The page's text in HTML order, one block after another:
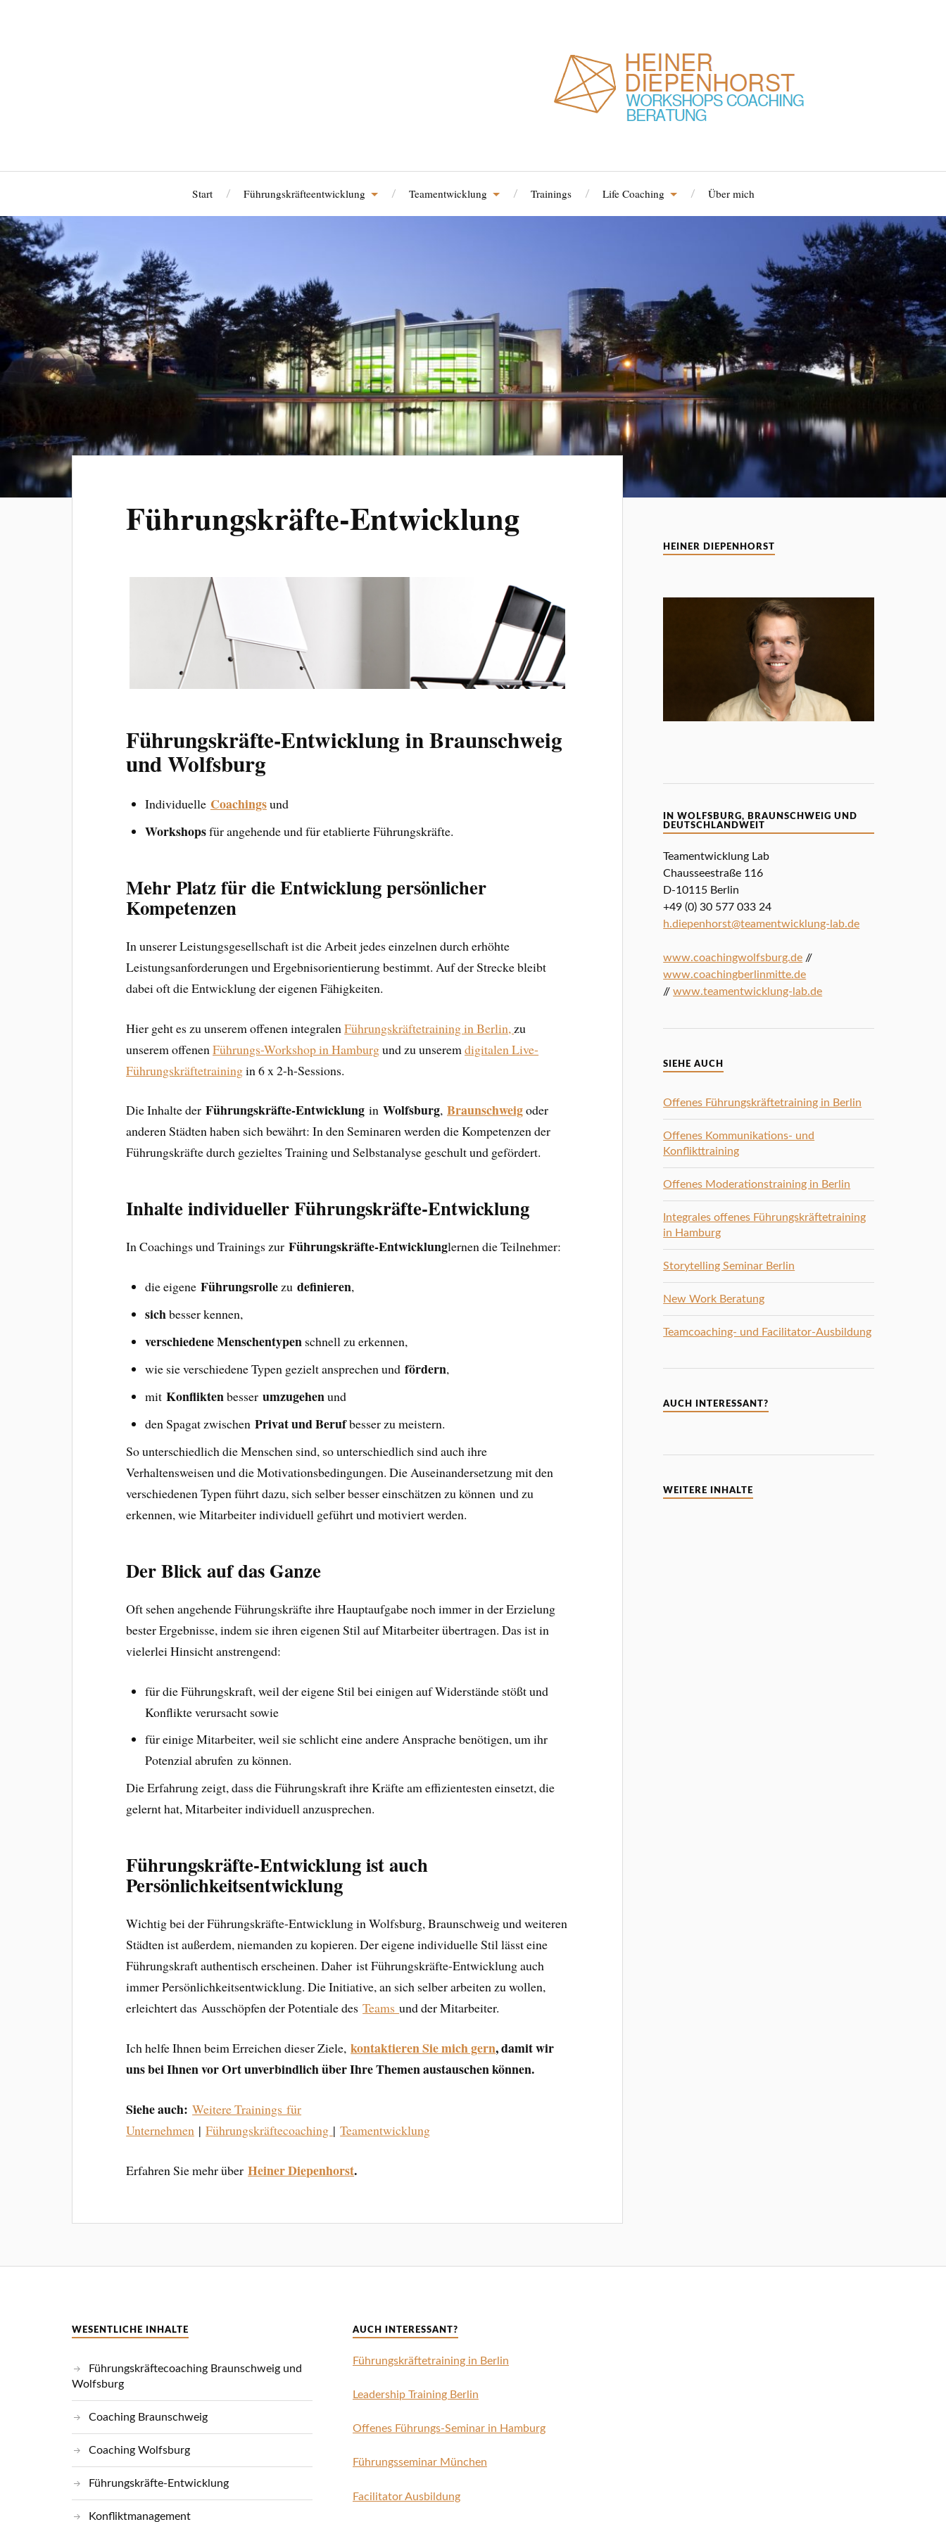
Start Führungskräfteentwicklung Teamentwicklung Trainings Life Coaching Über mich
Führungskräfte-Entwicklung
Führungskräfte-Entwicklung in Braunschweig
und Wolfsburg
Individuelle Coachingsund
Workshopsfür angehende und für etablierte Führungskräfte.
Mehr Platz für die Entwicklung persönlicher
Kompetenzen
In unserer Leistungsgesellschaft ist die Arbeit jedes einzelnen durch erhöhte
Leistungsanforderungen und Ergebnisorientierung bestimmt. Auf der Strecke bleibt
dabei oft die Entwicklung der eigenen Fähigkeiten.
Hier geht es zu unserem offenen integralenFührungskräftetraining in Berlin, zu
unserem offenenFührungs-Workshop in Hamburgund zu unseremdigitalen Live-
Führungskräftetrainingin 6 x 2-h-Sessions.
Die Inhalte derFührungskräfte-Entwicklung inWolfsburg,Braunschweigoder
anderen Städten haben sich bewährt: In den Seminaren werden die Kompetenzen der
Führungskräfte durch gezieltes Training und Selbstanalyse geschult und gefördert.
Inhalte individueller Führungskräfte-Entwicklung
In Coachings und Trainings zurFührungskräfte-Entwicklunglernen die Teilnehmer:
die eigene Führungsrollezu definieren,
sichbesser kennen,
verschiedene Menschentypenschnell zu erkennen,
wie sie verschiedene Typen gezielt ansprechen und fördern,
mit Konfliktenbesser umzugehenund
den Spagat zwischen Privat und Berufbesser zu meistern.
So unterschiedlich die Menschen sind, so unterschiedlich sind auch ihre
Verhaltensweisen und die Motivationsbedingungen. Die Auseinandersetzung mit den
verschiedenen Typen führt dazu, sich selber besser einschätzen zu können und zu
erkennen, wie Mitarbeiter individuell geführt und motiviert werden.
Der Blick auf das Ganze
Oft sehen angehende Führungskräfte ihre Hauptaufgabe noch immer in der Erzielung
bester Ergebnisse, indem sie ihren eigenen Stil auf Mitarbeiter übertragen. Das ist in
vielerlei Hinsicht anstrengend:
für die Führungskraft, weil der eigene Stil bei einigen auf Widerstände stößt und
Konflikte verursacht sowie
für einige Mitarbeiter, weil sie schlicht eine andere Ansprache benötigen, um ihr
Potenzial abrufen zu können.
Die Erfahrung zeigt, dass die Führungskraft ihre Kräfte am effizientesten einsetzt, die
gelernt hat, Mitarbeiter individuell anzusprechen.
Führungskräfte-Entwicklung ist auch
Persönlichkeitsentwicklung
Wichtig bei der Führungskräfte-Entwicklung in Wolfsburg, Braunschweig und weiteren
Städten ist außerdem, niemanden zu kopieren. Der eigene individuelle Stil lässt eine
Führungskraft authentisch erscheinen. Daher ist Führungskräfte-Entwicklung auch
immer Persönlichkeitsentwicklung. Die Initiative, an sich selber arbeiten zu wollen,
erleichtert das Ausschöpfen der Potentiale desTeamsund der Mitarbeiter.
Ich helfe Ihnen beim Erreichen dieser Ziele,kontaktieren Sie mich gern, damit wir
uns bei Ihnen vor Ort unverbindlich über Ihre Themen austauschen können.
Siehe auch:Weitere Trainings für
Unternehmen |Führungskräftecoaching |Teamentwicklung
Erfahren Sie mehr überHeiner Diepenhorst.
HEINER DIEPENHORST
IN WOLFSBURG, BRAUNSCHWEIG UND
DEUTSCHLANDWEIT
Teamentwicklung Lab
Chausseestraße 116
D-10115 Berlin
+49 (0) 30 577 033 24
h.diepenhorst@teamentwicklung-lab.de
www.coachingwolfsburg.de //
www.coachingberlinmitte.de
//www.teamentwicklung-lab.de
SIEHE AUCH
Offenes Führungskräftetraining in Berlin
Offenes Kommunikations- und
Konflikttraining
Offenes Moderationstraining in Berlin
Integrales offenes Führungskräftetraining
in Hamburg
Storytelling Seminar Berlin
New Work Beratung
Teamcoaching- und Facilitator-Ausbildung
AUCH INTERESSANT?
WEITERE INHALTE
WESENTLICHE INHALTE
Führungskräftecoaching Braunschweig und
Wolfsburg
Coaching Braunschweig
Coaching Wolfsburg
Führungskräfte-Entwicklung
Konfliktmanagement
AUCH INTERESSANT?
Führungskräftetraining in Berlin
Leadership Training Berlin
Offenes Führungs-Seminar in Hamburg
Führungsseminar München
Facilitator Ausbildung